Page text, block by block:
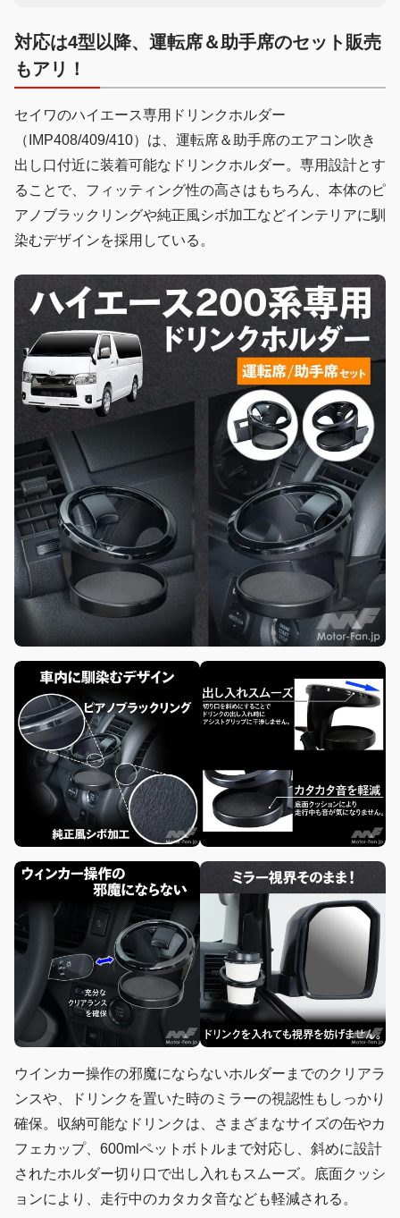
対応は4型以降、運転席＆助手席のセット販売
もアリ！
セイワのハイエース専用ドリンクホルダー
（IMP408/409/410）は、運転席＆助手席のエアコン吹き
出し口付近に装着可能なドリンクホルダー。専用設計とす
ることで、フィッティング性の高さはもちろん、本体のピ
アノブラックリングや純正風シボ加工などインテリアに馴
染むデザインを採用している。
ウインカー操作の邪魔にならないホルダーまでのクリアラ
ンスや、ドリンクを置いた時のミラーの視認性もしっかり
確保。収納可能なドリンクは、さまざまなサイズの缶やカ
フェカップ、600mlペットボトルまで対応し、斜めに設計
されたホルダー切り口で出し入れもスムーズ。底面クッシ
ョンにより、走行中のカタカタ音なども軽減される。